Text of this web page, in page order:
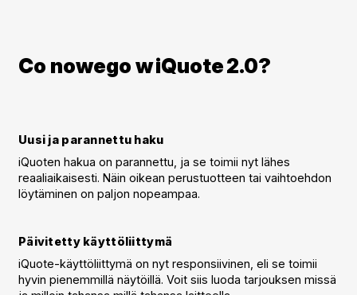
Co nowego w iQuote 2.0?
Uusi ja parannettu haku
iQuoten hakua on parannettu, ja se toimii nyt lähes
reaaliaikaisesti. Näin oikean perustuotteen tai vaihtoehdon
löytäminen on paljon nopeampaa.
Päivitetty käyttöliittymä
iQuote-käyttöliittymä on nyt responsiivinen, eli se toimii
hyvin pienemmillä näytöillä. Voit siis luoda tarjouksen missä